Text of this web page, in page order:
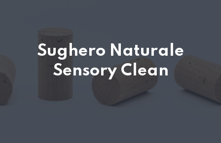
Sughero Naturale
Sensory Clean